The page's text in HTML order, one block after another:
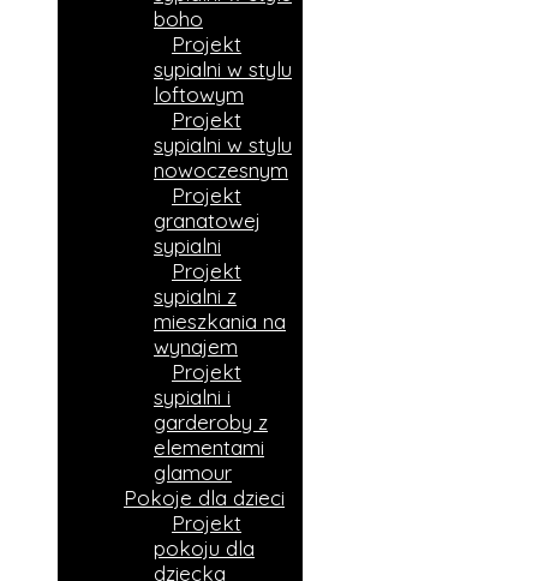
boho
Projekt
sypialni w stylu
loftowym
Projekt
sypialni w stylu
nowoczesnym
Projekt
granatowej
sypialni
Projekt
sypialni z
mieszkania na
wynajem
Projekt
sypialni i
garderoby z
elementami
glamour
Pokoje dla dzieci
Projekt
pokoju dla
dziecka